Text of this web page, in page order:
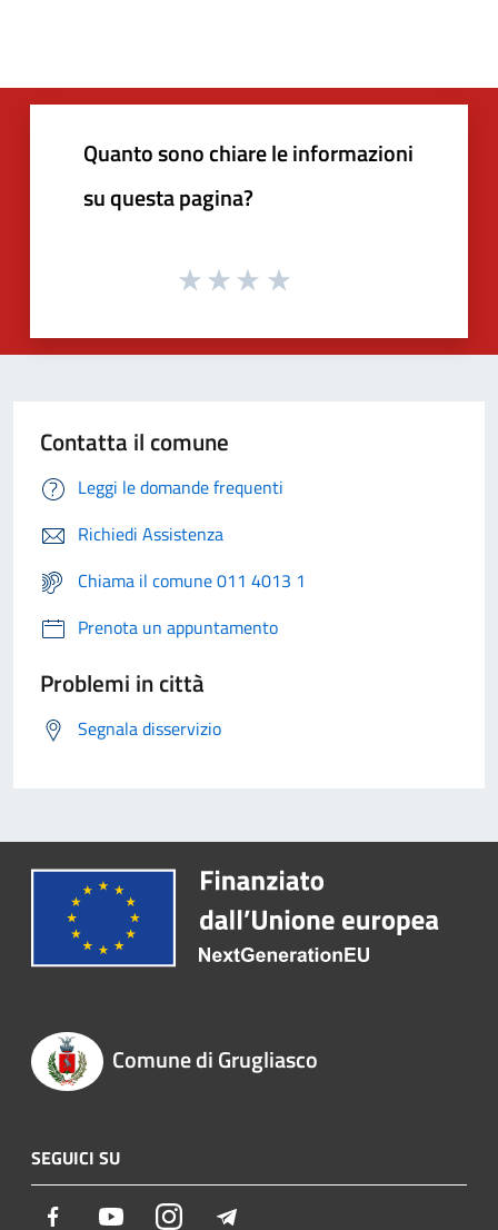
Quanto sono chiare le informazioni
su questa pagina?
Contatta il comune
Leggi le domande frequenti
Richiedi Assistenza
Chiama il comune 011 4013 1
Prenota un appuntamento
Problemi in città
Segnala disservizio
Comune di Grugliasco
SEGUICI SU
Facebook YoutubeInstagram